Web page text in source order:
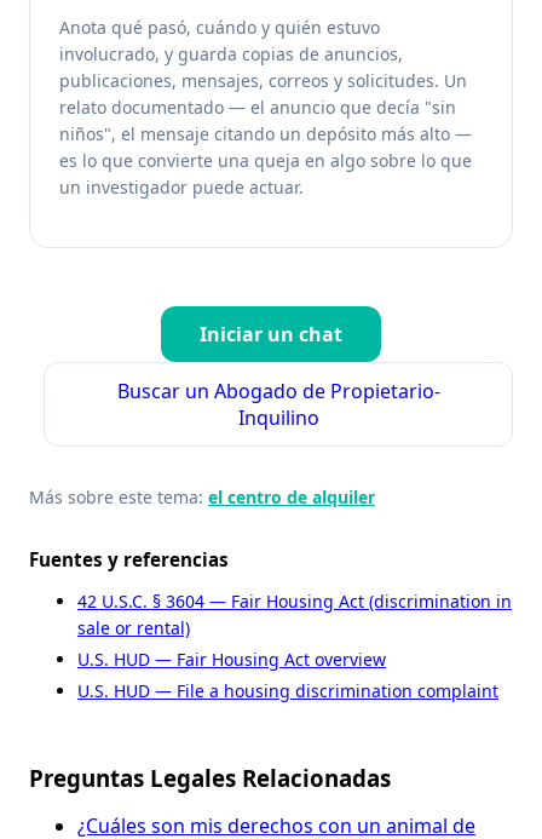
Anota qué pasó, cuándo y quién estuvo
involucrado, y guarda copias de anuncios,
publicaciones, mensajes, correos y solicitudes. Un
relato documentado — el anuncio que decía "sin
niños", el mensaje citando un depósito más alto —
es lo que convierte una queja en algo sobre lo que
un investigador puede actuar.
Iniciar un chat
Buscar un Abogado de Propietario-
Inquilino
Más sobre este tema: el centro de alquiler
Fuentes y referencias
42 U.S.C. § 3604 — Fair Housing Act (discrimination in
sale or rental)
U.S. HUD — Fair Housing Act overview
U.S. HUD — File a housing discrimination complaint
Preguntas Legales Relacionadas
¿Cuáles son mis derechos con un animal de